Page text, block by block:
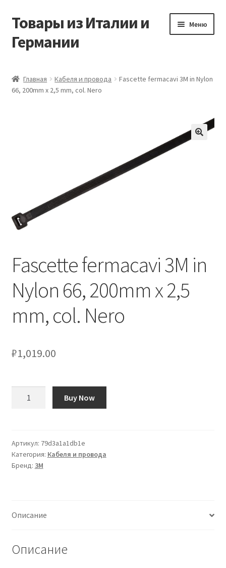
Перейти
навигации
Перейти
содержимому
Товары из Италии и
Германии
Меню
Виды доставки
Мой аккаунт
Оставить отзыв
Главная Кабеля и провода
Fascette fermacavi 3M in Nylon
66, 200mm x 2,5 mm, col. Nero
Fascette fermacavi 3M in
Nylon 66, 200mm x 2,5
mm, col. Nero
₽1,019.00
3M
in
Nylon
2,5
col.
Nero
Buy Now
Артикул: 79d3a1a1db1e
Категория: Кабеля и провода
Бренд: 3M
Описание
Описание